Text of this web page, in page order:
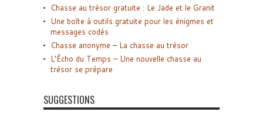
Chasse au trésor gratuite : Le Jade et le Granit
Une boîte à outils gratuite pour les énigmes et
messages codés
Chasse anonyme – La chasse au trésor
L’Écho du Temps – Une nouvelle chasse au
trésor se prépare
SUGGESTIONS